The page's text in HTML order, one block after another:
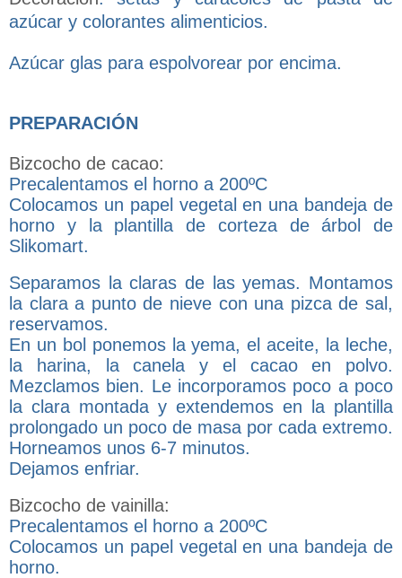
azúcar y colorantes alimenticios.
Azúcar glas para espolvorear por encima.
PREPARACIÓN
Bizcocho de cacao:
Precalentamos el horno a 200ºC
Colocamos un papel vegetal en una bandeja de
horno y la plantilla de corteza de árbol de
Slikomart.
Separamos la claras de las yemas. Montamos
la clara a punto de nieve con una pizca de sal,
reservamos.
En un bol ponemos la yema, el aceite, la leche,
la harina, la canela y el cacao en polvo.
Mezclamos bien. Le incorporamos poco a poco
la clara montada y extendemos en la plantilla
prolongado un poco de masa por cada extremo.
Horneamos unos 6-7 minutos.
Dejamos enfriar.
Bizcocho de vainilla:
Precalentamos el horno a 200ºC
Colocamos un papel vegetal en una bandeja de
horno.